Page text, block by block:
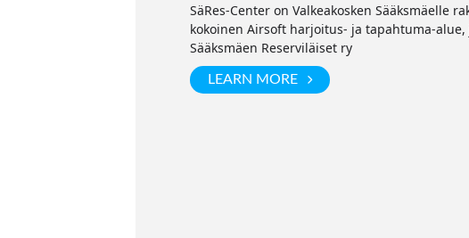
SäRes-Center on Valkeakosken Sääksmäelle
kokoinen Airsoft harjoitus- ja tapahtuma-
Sääksmäen Reserviläiset ry
LEARN MORE